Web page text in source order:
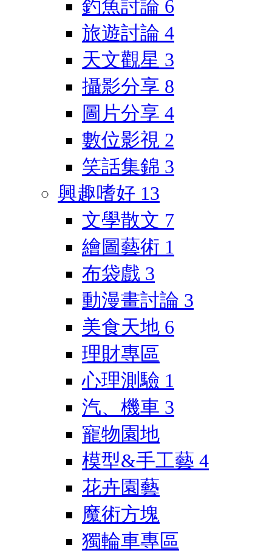
釣魚討論 6
旅遊討論 4
天文觀星 3
攝影分享 8
圖片分享 4
數位影視 2
笑話集錦 3
興趣嗜好 13
文學散文 7
繪圖藝術 1
布袋戲 3
動漫畫討論 3
美食天地 6
理財專區
心理測驗 1
汽、機車 3
寵物園地
模型&手工藝 4
花卉園藝
魔術方塊
獨輪車專區